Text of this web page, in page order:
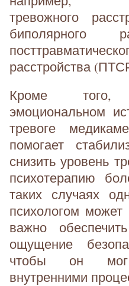
тревожного
биполярного
расстройства
Кроме
эмоциональном
тревоге
помогает
снизить уровень
психотерапию
таких случаях
психологом
важно
ощущение
чтобы он мог
внутренними